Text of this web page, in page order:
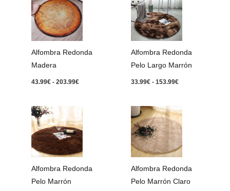
Alfombra Redonda
Madera
43.99€ - 203.99€
precios:
desde
43.99€
203.99€
Alfombra Redonda
Pelo Largo Marrón
33.99€ - 153.99€
precios:
desde
33.99€
hasta
153.99€
Alfombra Redonda
Pelo Marrón
Rango
de
precios:
desde
28.99€
hasta
152.99€
Alfombra Redonda
Pelo Marrón Claro
Rango
de
precios:
desde
28.99€
hasta
152.99€